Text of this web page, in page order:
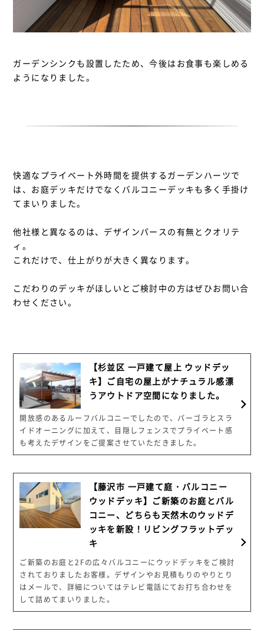
ガーデンシンクも設置したため、今後はお食事も楽しめる
ようになりました。
快適なプライベート外時間を提供するガーデンハーツで
は、お庭デッキだけでなくバルコニーデッキも多く手掛け
てまいりました。
他社様と異なるのは、デザインパースの有無とクオリテ
ィ。
これだけで、仕上がりが大きく異なります。
こだわりのデッキがほしいとご検討中の方はぜひお問い合
わせください。
【杉並区 一戸建て屋上 ウッドデッ
キ】ご自宅の屋上がナチュラル感漂
うアウトドア空間になりました。
開放感のあるルーフバルコニーでしたので、パーゴラとスラ
イドオーニングに加えて、目隠しフェンスでプライベート感
も考えたデザインをご提案させていただきました。
【藤沢市 一戸建て庭・バルコニー
ウッドデッキ】ご新築のお庭とバル
コニー、どちらも天然木のウッドデ
ッキを新設！リビングフラットデッ
キ
ご新築のお庭と2Fの広々バルコニーにウッドデッキをご検討
されておりましたお客様。デザインやお見積もりのやりとり
はメールで、詳細についてはテレビ電話にてお打ち合わせを
して詰めてまいりました。